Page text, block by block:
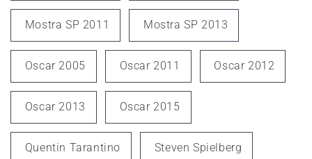
Mostra SP 2011 Mostra SP 2013
Oscar 2005 Oscar 2011 Oscar 2012
Oscar 2013 Oscar 2015
Quentin Tarantino Steven Spielberg